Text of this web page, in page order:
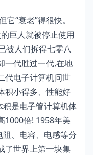
“衰老”得很快。
巨人就被停止使用
被人们拆得七零八
一代胜过一代,在地
代电子计算机问世
积小得多、性能好
是电子管计算机体
1000倍! 1958年美
、电容、电感等分
了世界上第一块集